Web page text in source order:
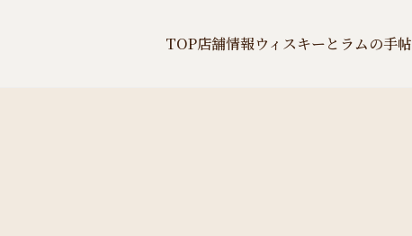
TOP店舗情報ウィスキーとラムの手帖